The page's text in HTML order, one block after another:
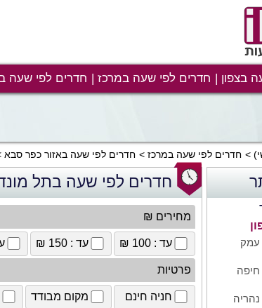
בצפון חדרים לפי שעה במרכז חדרים לפי שעה
חדרים לפי שעה במרכז חדרים לפי שעה באזור כפר סבא
עמק
חיפה
חדרים לפי שעה בתל
מחירים ₪
עד : 100 ₪ עד : 150 ₪
פרטיות
חניה חינם מקום מבודד